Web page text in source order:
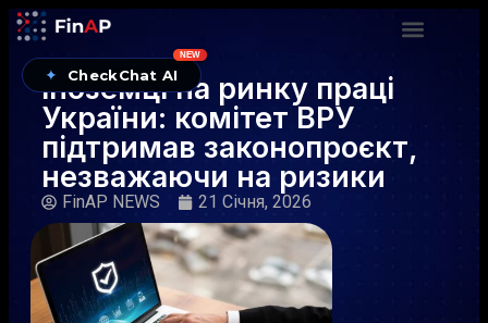
✦ CheckChat AI
NEW
Іноземці на ринку праці
України: комітет ВРУ
підтримав законопроєкт,
незважаючи на ризики
FinAP NEWS 21 Січня, 2026